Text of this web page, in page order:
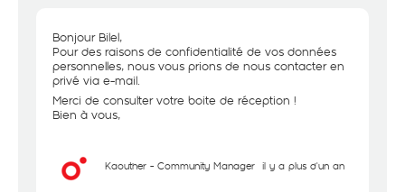
Bonjour Bilel,
Pour des raisons de confidentialité de vos données
personnelles, nous vous prions de nous contacter en
privé via e-mail.
Merci de consulter votre boite de réception !
Bien à vous,
Kaouther - Community Manager il y a plus d'un an